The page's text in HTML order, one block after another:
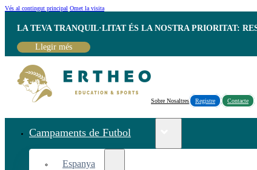
Vés al contingut principal Omet la visita
LA TEVA TRANQUIL·LITAT ÉS LA NOSTRA PRIORITAT:
Llegir més
Sobre Nosaltres Registre Contacte
Campaments de Futbol
Espanya